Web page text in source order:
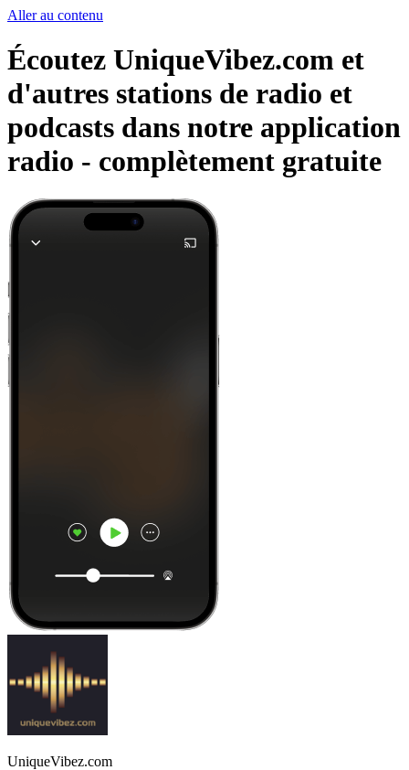
Aller au contenu
Écoutez UniqueVibez.com et
d'autres stations de radio et
podcasts dans notre application
radio - complètement gratuite
UniqueVibez.com